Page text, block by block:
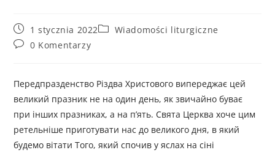
1 stycznia 2022
Wiadomości liturgiczne
0 Komentarzy
Передпразденство Різдва Христового випереджає цей
великий празник не на один день, як звичайно буває
при інших празниках, а на п’ять. Свята Церква хоче цим
ретельніше приготувати нас до великого дня, в який
будемо вітати Того, який спочив у яслах на сіні